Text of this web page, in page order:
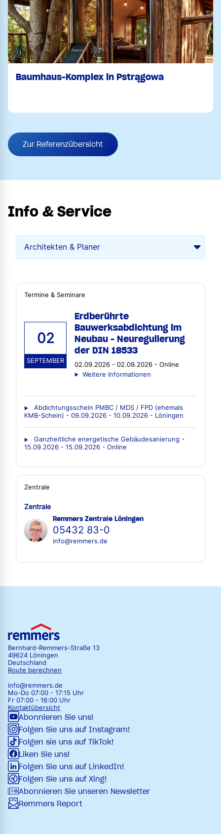
Baumhaus-Komplex in Pstrągowa
Zur Referenzübersicht
Info & Service
Termine & Seminare
02
SEPTEMBER
Erdberührte
Bauwerksabdichtung im
Neubau - Neuregulierung
der DIN 18533
02.09.2026 - 02.09.2026 - Online
Weitere Informationen
Abdichtungsschein PMBC / MDS / FPD (ehemals
KMB-Schein) - 09.09.2026 - 10.09.2026 - Löningen
Ganzheitliche energetische Gebäudesanierung -
15.09.2026 - 15.09.2026 - Online
Zentrale
Zentrale
Remmers Zentrale Löningen
05432 83-0
info@remmers.de
Bernhard-Remmers-Straße 13
49624 Löningen
Deutschland
Route berechnen
info@remmers.de
Mo-Do 07:00 - 17:15 Uhr
Fr 07:00 - 16:00 Uhr
Kontaktübersicht
Abonnieren Sie uns!
Folgen Sie uns auf Instagram!
Folgen sie uns auf TikTok!
Liken Sie uns!
Folgen Sie uns auf LinkedIn!
Folgen Sie uns auf Xing!
Abonnieren Sie unseren Newsletter
Remmers Report